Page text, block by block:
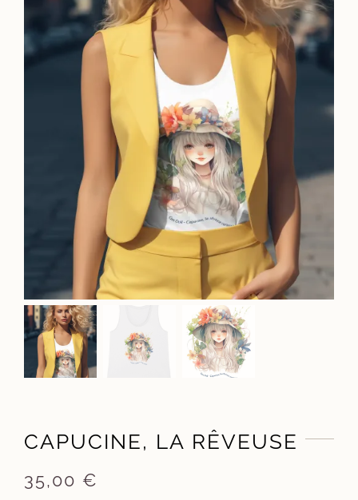
CAPUCINE, LA RÊVEUSE
35,00 €